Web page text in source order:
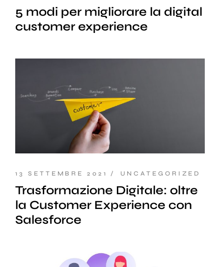
5 modi per migliorare la digital
customer experience
13 SETTEMBRE 2021 UNCATEGORIZED
Trasformazione Digitale: oltre
la Customer Experience con
Salesforce